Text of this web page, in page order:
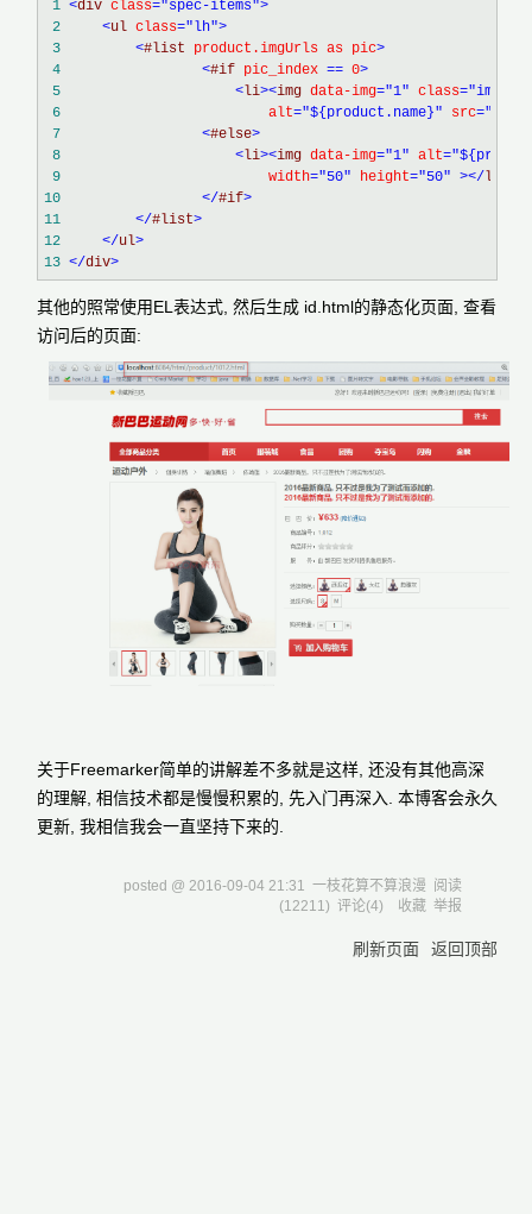
1 <div class="spec-items">
2
<ul class="lh">
3
<#list product.imgUrls as pic>
4
<#if pic_index == 0>
5
<li><img data-img="1" class="img-
6
                        alt
="${product.name}" src
7
<#else>
8
<li><img data-img="1" alt
9
                        width
="50" height="50" ></li
10
</#if>
11
</#list>
12
</ul>
13 </div>
其他的照常使用EL表达式, 然后生成 id.html的静态化页面, 查看
访问后的页面:
关于Freemarker简单的讲解差不多就是这样, 还没有其他高深
的理解, 相信技术都是慢慢积累的, 先入门再深入. 本博客会永久
更新, 我相信我会一直坚持下来的.
posted @ 2016-09-04 21:31 一枝花算不算浪漫 阅读
(12211 ) 评论(4) 收藏 举报
刷新页面 返回顶部